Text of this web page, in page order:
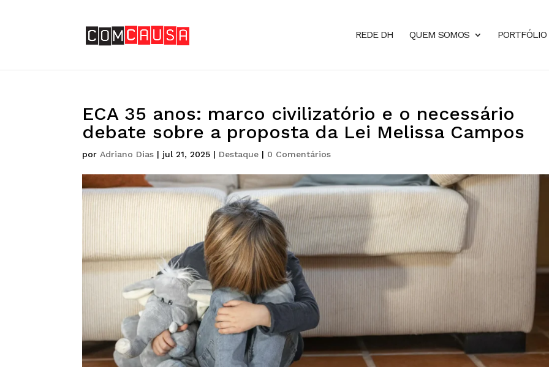
REDE DH QUEM SOMOS PORTFÓLIO
ECA 35 anos: marco civilizatório e o necessário
debate sobre a proposta da Lei Melissa Campos
por Adriano Dias | jul 21, 2025 | Destaque | 0 Comentários